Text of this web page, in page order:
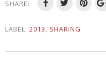
SHARE:
LABEL: 2013, SHARING